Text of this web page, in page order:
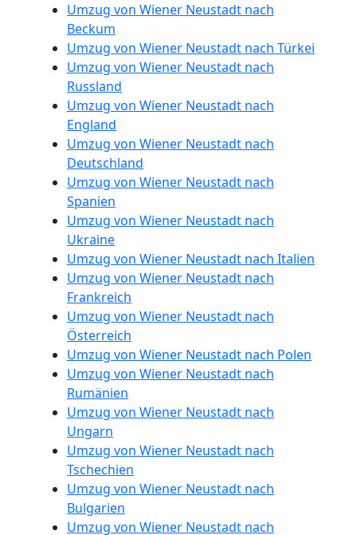
Umzug von Wiener Neustadt nach
Beckum
Umzug von Wiener Neustadt nach Türkei
Umzug von Wiener Neustadt nach
Russland
Umzug von Wiener Neustadt nach
England
Umzug von Wiener Neustadt nach
Deutschland
Umzug von Wiener Neustadt nach
Spanien
Umzug von Wiener Neustadt nach
Ukraine
Umzug von Wiener Neustadt nach Italien
Umzug von Wiener Neustadt nach
Frankreich
Umzug von Wiener Neustadt nach
Österreich
Umzug von Wiener Neustadt nach Polen
Umzug von Wiener Neustadt nach
Rumänien
Umzug von Wiener Neustadt nach
Ungarn
Umzug von Wiener Neustadt nach
Tschechien
Umzug von Wiener Neustadt nach
Bulgarien
Umzug von Wiener Neustadt nach